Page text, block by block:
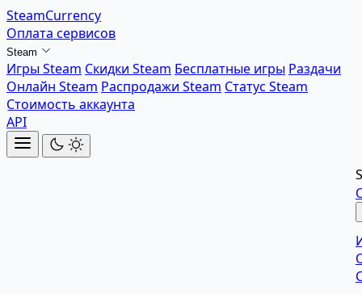
SteamCurrency
Оплата сервисов
Steam
Игры Steam Скидки Steam Бесплатные игры Раздачи
Онлайн Steam Распродажи Steam Статус Steam
Стоимость аккаунта
API